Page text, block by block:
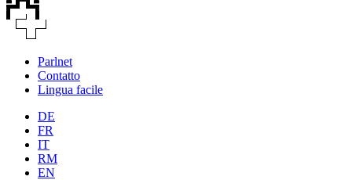
Parlnet
Contatto
Lingua facile
DE
FR
IT
RM
EN